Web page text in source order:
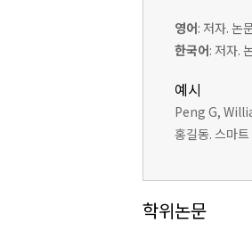
영어: 저자. 논
한국어: 저자.
예시
Peng G,
홍길동. 스마
학위논문